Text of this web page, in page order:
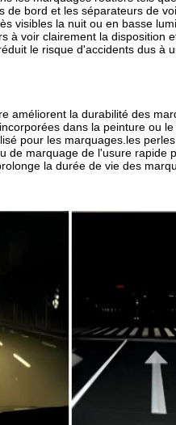
de bord et les séparateurs de
visibles la nuit ou en basse
à voir clairement la disposition
le risque d'accidents dus à
améliorent la durabilité des
dans la peinture ou
pour les marquages.les
de marquage de l'usure rapide
la durée de vie des